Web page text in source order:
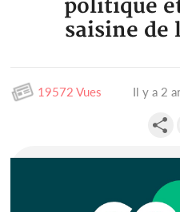
politique
saisine de
19572 Vues Il y a 2